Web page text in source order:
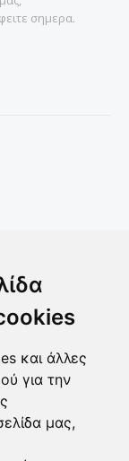
και άλλες
για την
μας,
σημερα.